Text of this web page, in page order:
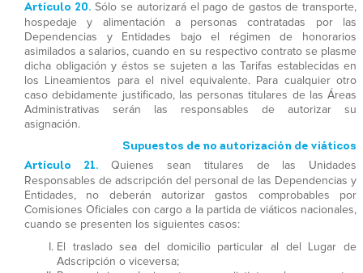
Artículo 20. Sólo se autorizará el pago de gastos de transporte,
hospedaje y alimentación a personas contratadas por las
Dependencias y Entidades bajo el régimen de honorarios
asimilados a salarios, cuando en su respectivo contrato se plasme
dicha obligación y éstos se sujeten a las Tarifas establecidas en
los Lineamientos para el nivel equivalente. Para cualquier otro
caso debidamente justificado, las personas titulares de las Áreas
Administrativas serán las responsables de autorizar su
asignación.
Supuestos de no autorización de viáticos
Artículo 21. Quienes sean titulares de las Unidades
Responsables de adscripción del personal de las Dependencias y
Entidades, no deberán autorizar gastos comprobables por
Comisiones Oficiales con cargo a la partida de viáticos nacionales,
cuando se presenten los siguientes casos:
El traslado sea del domicilio particular al del Lugar de
Adscripción o viceversa;